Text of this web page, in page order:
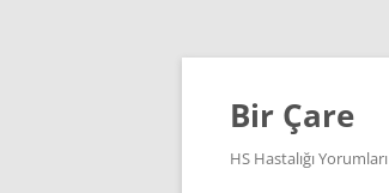
İçeriğe
Bir Çare
HS Hastalığı Yorumları